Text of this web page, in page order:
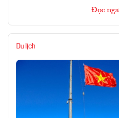
Đọc
Du lịch